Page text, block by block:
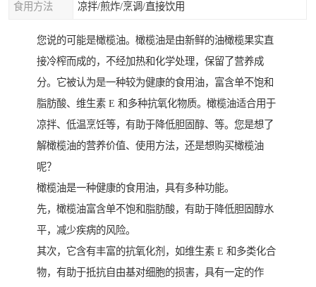
食用方法 凉拌/煎炸/烹调/直接饮用
您说的可能是橄榄油。橄榄油是由新鲜的油橄榄果实直
接冷榨而成的，不经加热和化学处理，保留了营养成
分。它被认为是一种较为健康的食用油，富含单不饱和
脂肪酸、维生素 E 和多种抗氧化物质。橄榄油适合用于
凉拌、低温烹饪等，有助于降低胆固醇、等。您是想了
解橄榄油的营养价值、使用方法，还是想购买橄榄油
呢？
橄榄油是一种健康的食用油，具有多种功能。
先，橄榄油富含单不饱和脂肪酸，有助于降低胆固醇水
平，减少疾病的风险。
其次，它含有丰富的抗氧化剂，如维生素 E 和多类化合
物，有助于抵抗自由基对细胞的损害，具有一定的作